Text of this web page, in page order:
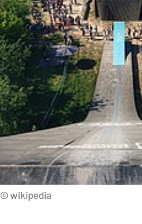
© wikipedia